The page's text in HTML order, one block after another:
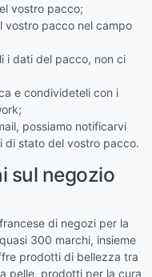
vostro pacco;
vostro pacco nel campo
i dati del pacco, non ci
e condivideteli con i
possiamo notificarvi
di stato del vostro pacco.
sul negozio
di negozi per la
300 marchi, insieme
prodotti di bellezza tra
pelle, prodotti per la cura